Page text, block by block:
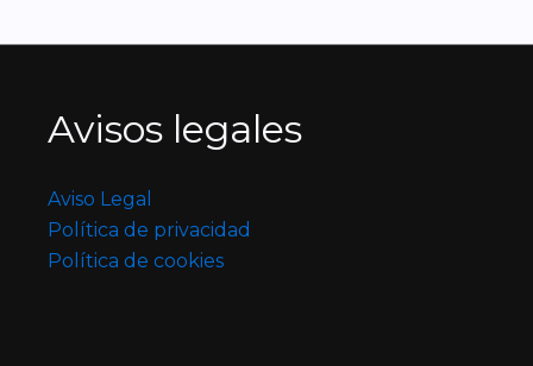
Avisos legales
Aviso Legal
Política de privacidad
Política de cookies